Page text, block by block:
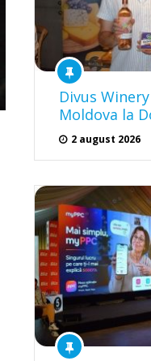
Divus
Moldova la
2 august 2026